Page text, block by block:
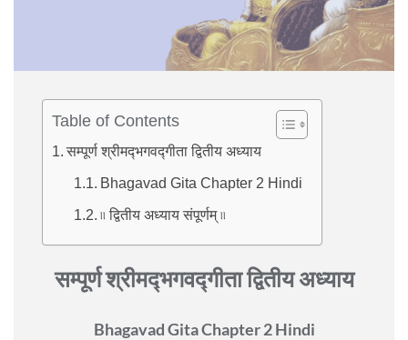
Table of Contents
सम्पूर्ण श्रीमद्‍भगवद्‍गीता द्वितीय अध्याय
Bhagavad Gita Chapter 2 Hindi
৷৷ द्वितीय अध्याय संपूर्णम् ৷৷
सम्पूर्ण श्रीमद्‍भगवद्‍गीताद्वितीय अध्याय
Bhagavad Gita Chapter 2 Hindi